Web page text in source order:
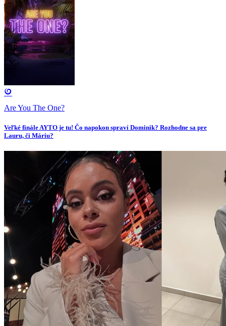
Are You The One?
Veľké finále AYTO je tu! Čo napokon spraví Dominik? Rozhodne sa pre
Lauru, či Máriu?